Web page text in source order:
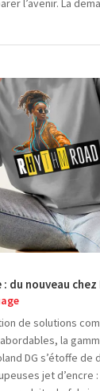
l’avenir. La
du nouveau chez
de solutions
la
DG s’étoffe de
jet d’encre :